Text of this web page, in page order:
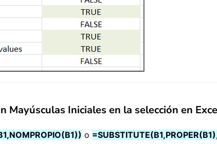
Mayúsculas Iniciales en la selección en
o